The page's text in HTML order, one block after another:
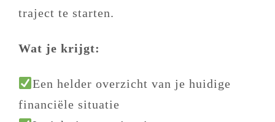
traject te starten.
Wat je krijgt:
Een helder overzicht van je huidige
financiële situatie